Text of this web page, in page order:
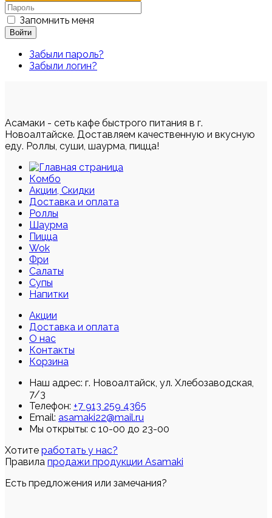
Запомнить меня
Войти
Забыли пароль?
Забыли логин?
Асамаки - сеть кафе быстрого питания в г.
Новоалтайске. Доставляем качественную и вкусную
еду. Роллы, суши, шаурма, пицца!
Комбо
Акции, Скидки
Доставка и оплата
Роллы
Шаурма
Пицца
Wok
Фри
Салаты
Супы
Напитки
Акции
Доставка и оплата
О нас
Контакты
Корзина
Наш адрес: г. Новоалтайск, ул. Хлебозаводская,
7/3
Телефон: +7 913 259 4365
Email: asamaki22@mail.ru
Мы открыты: с 10-00 до 23-00
Хотите работать у нас?
Правила продажи продукции Asamaki
Есть предложения или замечания?